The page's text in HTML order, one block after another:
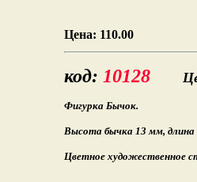
Цена: 110.00
код: 10128
Фигурка Бычок.
Высота бычка 13 мм, длина
Цветное художественное